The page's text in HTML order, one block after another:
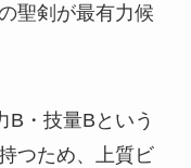
聖剣が最有力候
B・技量Bという
つため、上質ビ